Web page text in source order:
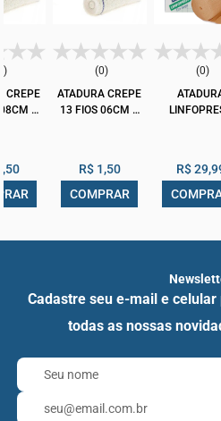
CREPE
X
(0)
ATADURA CREPE
13 FIOS 06CM X
R$ 1,50
COMPRAR
(0)
R$
Cadastre seu e-mail e
todas as nossas